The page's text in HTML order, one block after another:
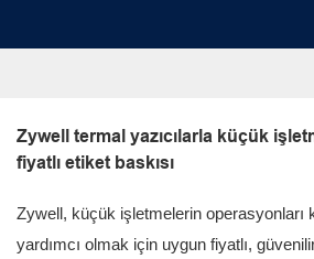
Zywell termal yazıcılarla küçük
fiyatlı etiket baskısı
Zywell, küçük işletmelerin operasyonları
yardımcı olmak için uygun fiyatlı,